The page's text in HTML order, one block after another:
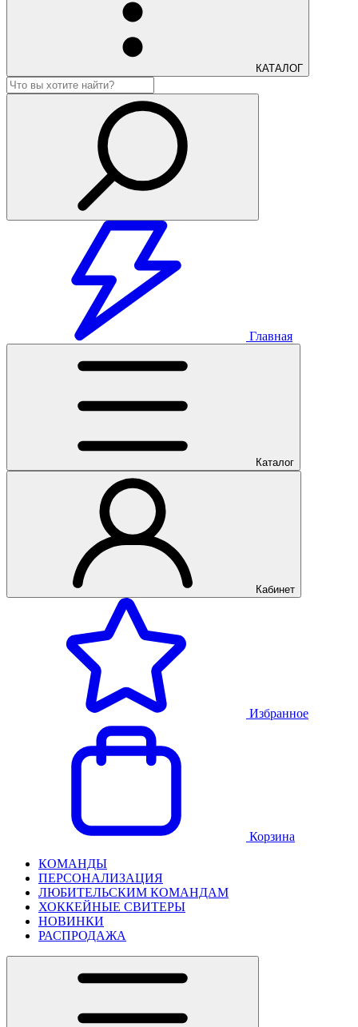
КАТАЛОГ
Главная
Каталог
Кабинет
Избранное
Корзина
КОМАНДЫ
ПЕРСОНАЛИЗАЦИЯ
ЛЮБИТЕЛЬСКИМ КОМАНДАМ
ХОККЕЙНЫЕ СВИТЕРЫ
НОВИНКИ
РАСПРОДАЖА